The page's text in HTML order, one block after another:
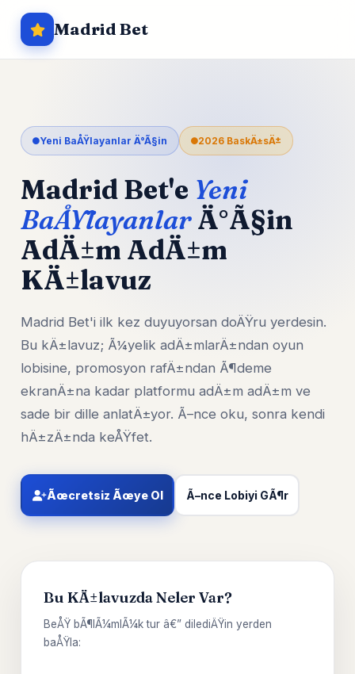
Madrid Bet
Yeni BaÅŸlayanlar Ä°Ã§in 2026 BaskÄ±sÄ±
Madrid Bet'e Yeni
BaÅŸlayanlarÄ°Ã§in
AdÄ±m AdÄ±m
KÄ±lavuz
Madrid Bet'i ilk kez duyuyorsan doÄŸru yerdesin.
Bu kÄ±lavuz; Ã¼yelik adÄ±mlarÄ±ndan oyun
lobisine, promosyon rafÄ±ndan Ã¶deme
ekranÄ±na kadar platformu adÄ±m adÄ±m ve
sade bir dille anlatÄ±yor. Ã–nce oku, sonra kendi
hÄ±zÄ±nda keÅŸfet.
Ãœcretsiz Ãœye Ol Ã–nce Lobiyi GÃ¶r
Bu KÄ±lavuzda Neler Var?
BeÅŸ bÃ¶lÃ¼mlÃ¼k tur â€” dilediÄŸin yerden
baÅŸla: